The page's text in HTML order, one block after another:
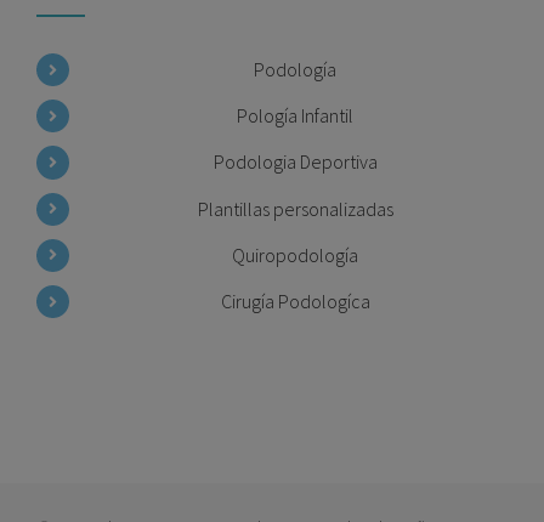
Podología
Pología Infantil
Podologia Deportiva
Plantillas personalizadas
Quiropodología
Cirugía Podologíca